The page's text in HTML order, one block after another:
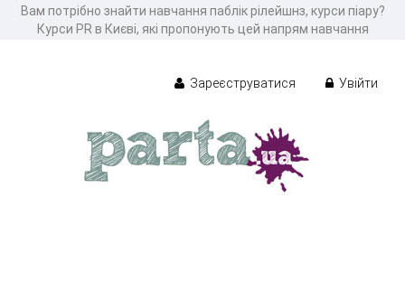
Вам потрібно знайти навчання паблік рілейшнз, курси піару?
Курси PR в Києві, які пропонують цей напрям навчання
Зареєструватися Увійти